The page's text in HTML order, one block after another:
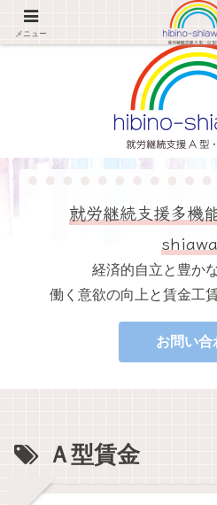
経済的自立と豊かな暮らしの実現 働く意欲
就労継続支援多機
経済的自立と豊か
働く意欲の向上と賃金工
お問い合
Ａ型賃金
メニュー